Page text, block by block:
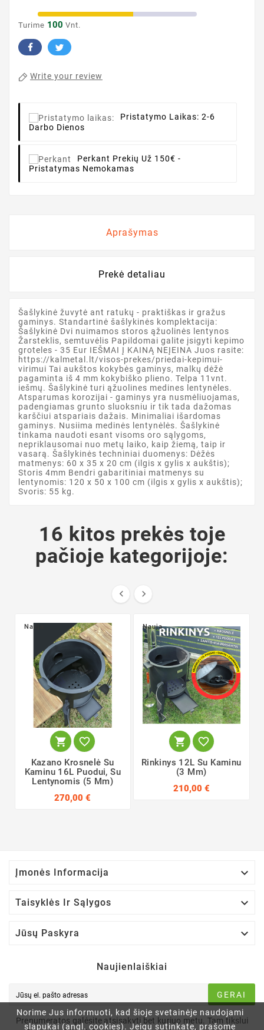
Norime Jus informuoti, kad šioje svetainėje naudojami
slapukai (angl. cookies). Jeigu sutinkate, prašome
Turime 100 Vnt.
Write your review
Pristatymo Laikas: 2-6
Darbo Dienos
Perkant Prekių Už 150€ -
Pristatymas Nemokamas
Aprašymas
Prekė detaliau
Šašlykinė žuvytė ant ratukų - praktiškas ir gražus
gaminys. Standartinė šašlykinės komplektacija:
Šašlykinė Dvi nuimamos storos ąžuolinės lentynos
Žarsteklis, semtuvėlis Papildomai galite įsigyti kepimo
groteles - 35 Eur IEŠMAI Į KAINĄ NEĮEINA Juos rasite:
https://kalmetal.lt/visos-prekes/priedai-kepimui-
virimui Tai aukštos kokybės gaminys, malkų dėžė
pagaminta iš 4 mm kokybiško plieno. Telpa 11vnt.
iešmų. Šašlykinė turi ąžuolines medines lentynėles.
Atsparumas korozijai - gaminys yra nusmėliuojamas,
padengiamas grunto sluoksniu ir tik tada dažomas
karščiui atspariais dažais. Minimaliai išardomas
gaminys. Nusiima medinės lentynėlės. Šašlykinė
tinkama naudoti esant visoms oro sąlygoms,
nepriklausomai nuo metų laiko, kaip žiemą, taip ir
vasarą. Šašlykinės techniniai duomenys: Dėžės
matmenys: 60 x 35 x 20 cm (ilgis x gylis x aukštis);
Storis 4mm Bendri gabaritiniai matmenys su
lentynomis: 120 x 50 x 100 cm (ilgis x gylis x aukštis);
Svoris: 55 kg.
16 kitos prekės toje
pačioje kategorijoje:
 
Nauja
 
Kazano Krosnelė Su
Kaminu 16L Puodui, Su
Lentynomis (5 Mm)
270,00 €
Nauja
 
Rinkinys 12L Su Kaminu
(3 Mm)
210,00 €
Įmonės Informacija 
Taisyklės Ir Sąlygos 
Jūsų Paskyra 
Naujienlaiškiai
GERAI
Prenumeratos galėsite atsisakyti bet kuriuo metu. Tam tikslui